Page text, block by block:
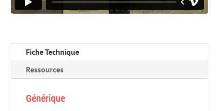
Fiche Technique
Ressources
Générique